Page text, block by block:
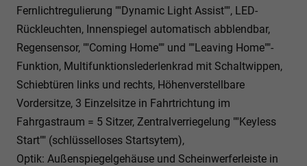
Fernlichtregulierung ""Dynamic Light Assist"", LED-
Rückleuchten, Innenspiegel automatisch abblendbar,
Regensensor, ""Coming Home"" und ""Leaving Home""-
Funktion, Multifunktionslederlenkrad mit Schaltwippen,
Schiebtüren links und rechts, Höhenverstellbare
Vordersitze, 3 Einzelsitze in Fahrtrichtung im
Fahrgastraum = 5 Sitzer, Zentralverriegelung ""Keyless
Start"" (schlüsselloses Startsytem),
Optik: Außenspiegelgehäuse und Scheinwerferleiste in